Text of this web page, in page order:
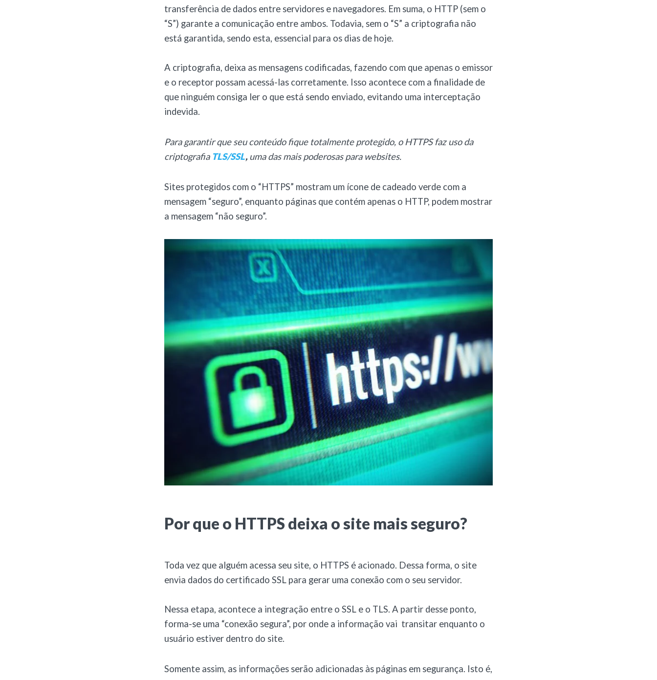
transferência de dados entre servidores e navegadores. Em suma, o HTTP (sem o
“S”) garante a comunicação entre ambos. Todavia, sem o “S” a criptografia não
está garantida, sendo esta, essencial para os dias de hoje.
A criptografia, deixa as mensagens codificadas, fazendo com que apenas o emissor
e o receptor possam acessá-las corretamente. Isso acontece com a finalidade de
que ninguém consiga ler o que está sendo enviado, evitando uma interceptação
indevida.
Para garantir que seu conteúdo fique totalmente protegido, o HTTPS faz uso da
criptografia TLS/SSL,uma das mais poderosas para websites.
Sites protegidos com o “HTTPS” mostram um ícone de cadeado verde com a
mensagem “seguro”, enquanto páginas que contém apenas o HTTP, podem mostrar
a mensagem “não seguro”.
Por que o HTTPS deixa o site mais seguro?
Toda vez que alguém acessa seu site, o HTTPS é acionado. Dessa forma, o site
envia dados do certificado SSL para gerar uma conexão com o seu servidor.
Nessa etapa, acontece a integração entre o SSL e o TLS. A partir desse ponto,
forma-se uma “conexão segura”, por onde a informação vai transitar enquanto o
usuário estiver dentro do site.
Somente assim, as informações serão adicionadas às páginas em segurança. Isto é,